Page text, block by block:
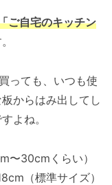
ご自宅のキッチン
っても、いつも使
からはみ出してし
よね。
〜30cmくらい）
（標準サイズ）